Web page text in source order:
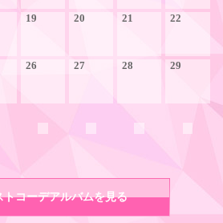
19 20 21 22
26 27 28 29
トコーデアルバムを見る